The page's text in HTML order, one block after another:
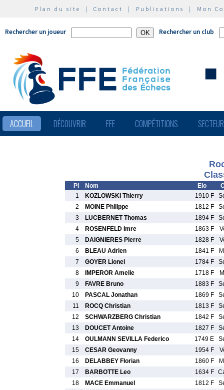
Plan du site | Contact | Publications | Mon
Rechercher un joueur Rechercher un club
ACCUEIL DÉCOUVRIR FFE COMPÉTITIONS
Pl Nom Elo
1
KOZLOWSKI Thierry 1910 F
2
MOINE Philippe 1812 F
3
LUCBERNET Thomas 1894 F
4
ROSENFELD Imre 1863 F
5
DAIGNIERES Pierre 1828 F
6
BLEAU Adrien 1841 F
7
GOYER Lionel 1784 F
8
IMPEROR Amelie 1718 F
9
FAVRE Bruno 1883 F
10
PASCAL Jonathan 1869 F
11
ROCQ Christian 1813 F
12
SCHWARZBERG Christian 1842 F
13
DOUCET Antoine 1827 F
14
OULMANN SEVILLA Federico 1749 E
15
CESAR Geovanny 1954 F
16
DELABBEY Florian 1860 F
17
BARBOTTE Leo 1634 F
18
MACE Emmanuel 1812 F